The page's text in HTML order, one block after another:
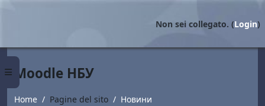
Pannello laterale
Non sei collegato. (Login)
Moodle НБУ
Home Pagine del sito Новини